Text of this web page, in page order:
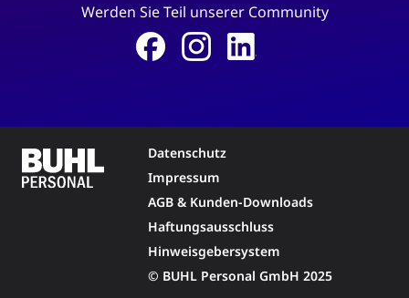
Werden Sie Teil unserer Community
Datenschutz
Impressum
AGB & Kunden-Downloads
Haftungsausschluss
Hinweisgebersystem
© BUHL Personal GmbH 2025